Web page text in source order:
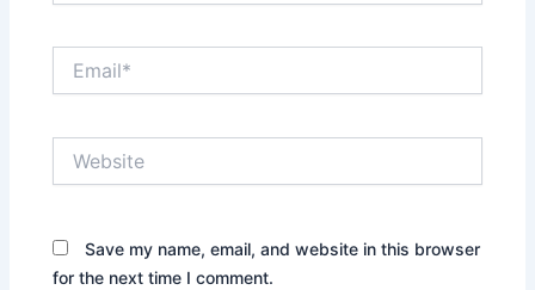
Save my name, email, and website in this browser
for the next time I comment.